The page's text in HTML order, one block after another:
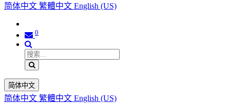
简体中文 繁體中文 English (US)
0
简体中文
简体中文 繁體中文 English (US)